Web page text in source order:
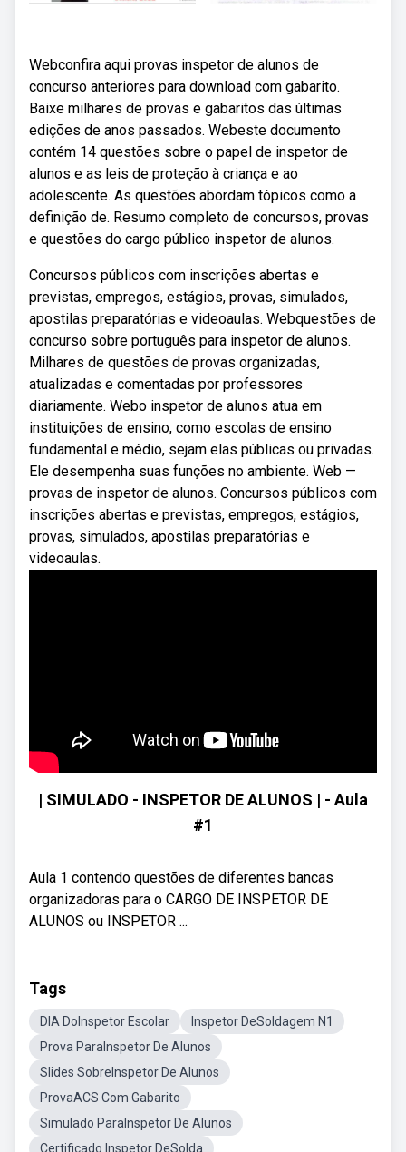
Webconfira aqui provas inspetor de alunos de
concurso anteriores para download com gabarito.
Baixe milhares de provas e gabaritos das últimas
edições de anos passados. Webeste documento
contém 14 questões sobre o papel de inspetor de
alunos e as leis de proteção à criança e ao
adolescente. As questões abordam tópicos como a
definição de. Resumo completo de concursos, provas
e questões do cargo público inspetor de alunos.
Concursos públicos com inscrições abertas e
previstas, empregos, estágios, provas, simulados,
apostilas preparatórias e videoaulas. Webquestões de
concurso sobre português para inspetor de alunos.
Milhares de questões de provas organizadas,
atualizadas e comentadas por professores
diariamente. Webo inspetor de alunos atua em
instituições de ensino, como escolas de ensino
fundamental e médio, sejam elas públicas ou privadas.
Ele desempenha suas funções no ambiente. Web —
provas de inspetor de alunos. Concursos públicos com
inscrições abertas e previstas, empregos, estágios,
provas, simulados, apostilas preparatórias e
videoaulas.
| SIMULADO - INSPETOR DE ALUNOS | - Aula
#1
Aula 1 contendo questões de diferentes bancas
organizadoras para o CARGO DE INSPETOR DE
ALUNOS ou INSPETOR ...
Tags
DIA DoInspetor Escolar
Inspetor DeSoldagem N1
Prova ParaInspetor De Alunos
Slides SobreInspetor De Alunos
ProvaACS Com Gabarito
Simulado ParaInspetor De Alunos
Certificado Inspetor DeSolda